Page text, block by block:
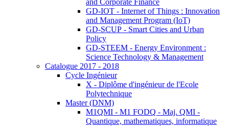
and Corporate Finance
GD-IOT - Internet of Things : Innovation
and Management Program (IoT)
GD-SCUP - Smart Cities and Urban
Policy
GD-STEEM - Energy Environment :
Science Technology & Management
Catalogue 2017 - 2018
Cycle Ingénieur
X - Diplôme d'ingénieur de l'Ecole
Polytechnique
Master (DNM)
M1QMI - M1 FODQ - Maj. QMI -
Quantique, mathematiques, informatique